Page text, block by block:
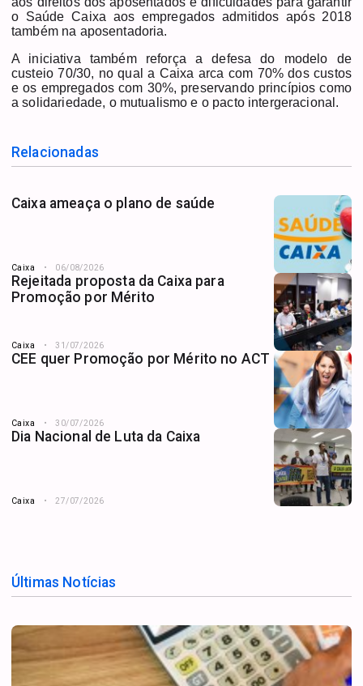
o Saúde Caixa aos empregados admitidos após 2018
também na aposentadoria.
A iniciativa também reforça a defesa do modelo de
custeio 70/30, no qual a Caixa arca com 70% dos custos
e os empregados com 30%, preservando princípios como
a solidariedade, o mutualismo e o pacto intergeracional.
Relacionadas
Caixa ameaça o plano de saúde
Caixa 06/08/2026
Rejeitada proposta da Caixa para
Promoção por Mérito
Caixa 31/07/2026
CEE quer Promoção por Mérito no ACT
Caixa 30/07/2026
Dia Nacional de Luta da Caixa
Caixa 27/07/2026
Últimas Notícias